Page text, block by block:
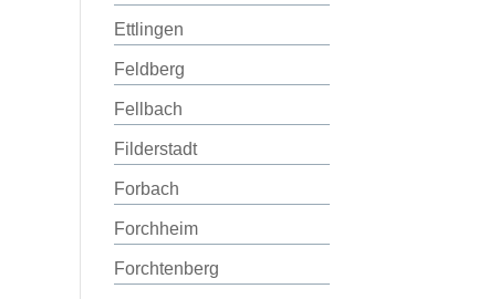
Ettlingen
Feldberg
Fellbach
Filderstadt
Forbach
Forchheim
Forchtenberg